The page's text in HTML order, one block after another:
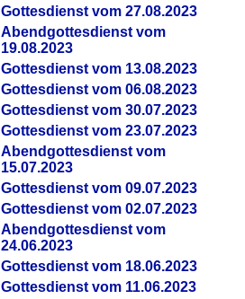
Gottesdienst vom 27.08.2023
Abendgottesdienst vom
19.08.2023
Gottesdienst vom 13.08.2023
Gottesdienst vom 06.08.2023
Gottesdienst vom 30.07.2023
Gottesdienst vom 23.07.2023
Abendgottesdienst vom
15.07.2023
Gottesdienst vom 09.07.2023
Gottesdienst vom 02.07.2023
Abendgottesdienst vom
24.06.2023
Gottesdienst vom 18.06.2023
Gottesdienst vom 11.06.2023